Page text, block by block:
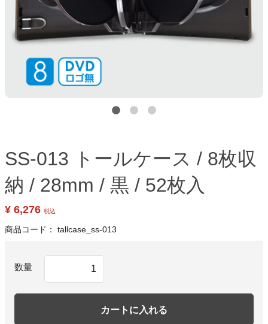
SS-013 トールケース / 8枚収
納 / 28mm / 黒 / 52枚入
¥ 6,276 税込
商品コード： tallcase_ss-013
数量
カートに入れる